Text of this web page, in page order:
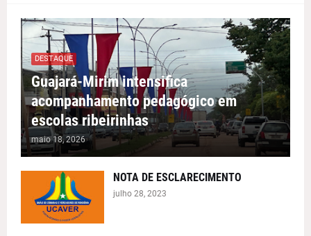
DESTAQUE
Guajará-Mirim intensifica
acompanhamento pedagógico em
escolas ribeirinhas
maio 18, 2026
NOTA DE ESCLARECIMENTO
julho 28, 2023